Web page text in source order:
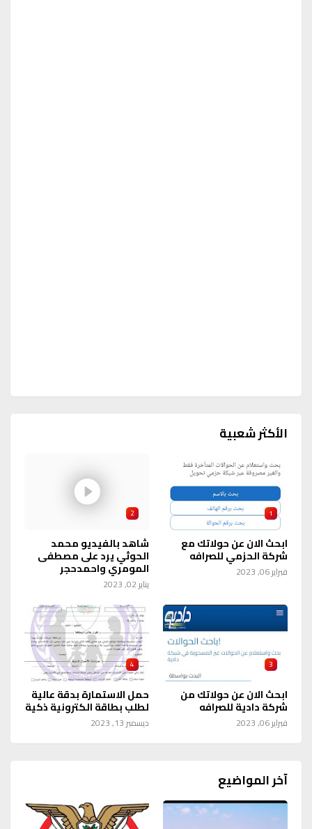
الأكثر شعبية
1
ابحث الان عن حولاتك مع
شركة الحزمي للصرافه
فبراير 06, 2023
2
شاهد بالفيديو محمد
الحوثي يرد على مصطفى
المومري واحمدحجر
يناير 02, 2023
3
ابحث الان عن حولاتك من
شركة دادية للصرافه
فبراير 06, 2023
4
حمل الاستمارة بدقة عالية
لطلب بطاقة الكترونية ذكية
ديسمبر 13, 2023
آخر المواضيع